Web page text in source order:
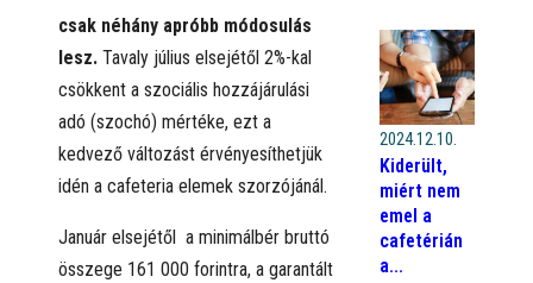
csak néhány apróbb módosulás
lesz. Tavaly július elsejétől 2%-kal
csökkent a szociális hozzájárulási
adó (szochó) mértéke, ezt a
kedvező változást érvényesíthetjük
idén a cafeteria elemek szorzójánál.
Január elsejétől a minimálbér bruttó
összege 161 000 forintra, a garantált
2024.12.10.
Kiderült,
miért nem
emel a
cafetérián
a...